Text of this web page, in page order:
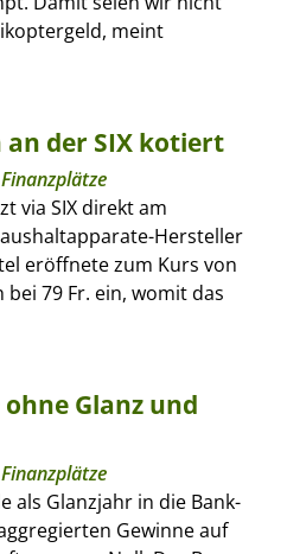
meint
der SIX kotiert
Finanzplätze
via SIX direkt am
Hersteller
eröffnete zum Kurs von
79 Fr. ein, womit das
Glanz und
Finanzplätze
als Glanzjahr in die Bank-
Gewinne auf